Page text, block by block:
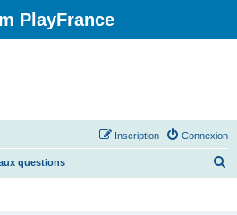
PlayFrance
Connexion
Inscription
questions